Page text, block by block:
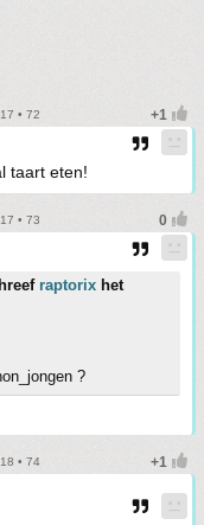
• 72
taart eten!
• 73
raptorix het
?
• 74